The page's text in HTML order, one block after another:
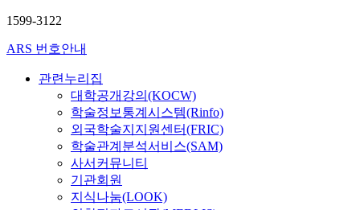
1599-3122
ARS 번호안내
관련누리집
대학공개강의(KOCW)
학술정보통계시스템(Rinfo)
외국학술지지원센터(FRIC)
학술관계분석서비스(SAM)
사서커뮤니티
기관회원
지식나눔(LOOK)